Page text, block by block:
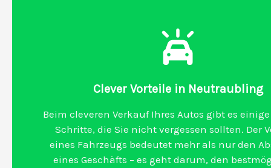
Clever Vorteile in Neutraubling
Beim cleveren Verkauf Ihres Autos gibt es
Schritte, die Sie nicht vergessen sollten. Der
eines Fahrzeugs bedeutet mehr als nur den
eines Geschäfts – es geht darum, den